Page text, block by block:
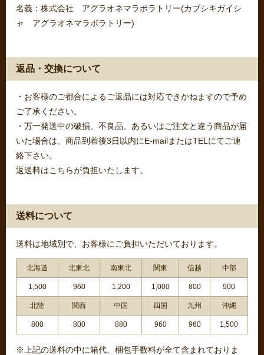
名義：株式会社 アグラオネマラボラトリー(カブシキガイシ
ャ アグラオネマラボラトリー)
返品・交換について
・お客様のご都合によるご返品には対応できかねますので予め
ご了承ください。
・万一発送中の破損、不良品、あるいはご注文と違う商品が届
いた場合は、商品到着後3日以内にE-mailまたはTELにてご連
絡下さい。
返送料はこちらが負担いたします。
送料について
送料は地域別で、お客様にご負担いただいております。
北海道 北東北 南東北 関東 信越 中部
1,500 960 1,200 1,000 800 900
北陸 関西 中国 四国 九州 沖縄
800 800 880 960 960 1,500
※上記の送料の中に箱代、梱包手数料が全て含まれておりま